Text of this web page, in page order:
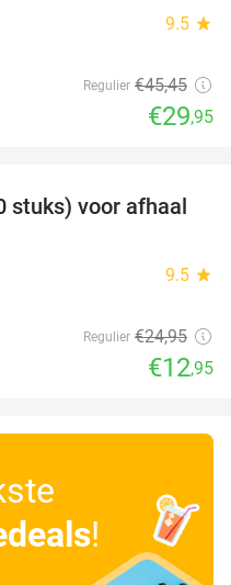
9.5 star
Regulier €45,45
€29,95
48%
stuks) voor afhaal
9.5 star
Regulier €24,95
€12,95
!